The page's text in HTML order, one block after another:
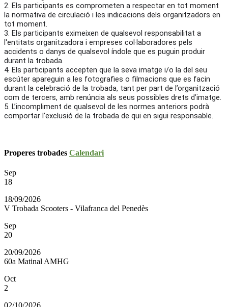
2. Els participants es comprometen a respectar en tot moment
la normativa de circulació i les indicacions dels organitzadors en
tot moment.
3. Els participants eximeixen de qualsevol responsabilitat a
l'entitats organitzadora i empreses col·laboradores pels
accidents o danys de qualsevol índole que es puguin produir
durant la trobada.
4. Els participants accepten que la seva imatge i/o la del seu
escúter apareguin a les fotografies o filmacions que es facin
durant la celebració de la trobada, tant per part de l’organització
com de tercers, amb renúncia als seus possibles drets d’imatge.
5. L’incompliment de qualsevol de les normes anteriors podrà
comportar l’exclusió de la trobada de qui en sigui responsable.
Properes trobades Calendari
Sep
18
18/09/2026
V Trobada Scooters - Vilafranca del Penedès
Sep
20
20/09/2026
60a Matinal AMHG
Oct
2